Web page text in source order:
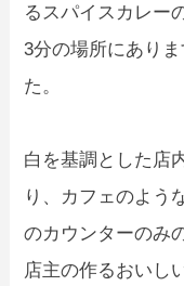
るスパイスカレー
3分の場所にあり
た。
白を基調とした店
り、カフェのよう
のカウンターのみ
店主の作るおいし